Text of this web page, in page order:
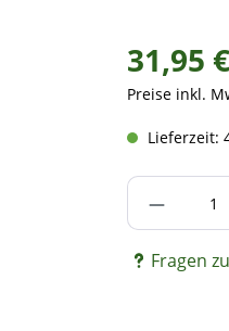
31,95
Preise inkl.
Lieferzeit:
Produkt
Fragen